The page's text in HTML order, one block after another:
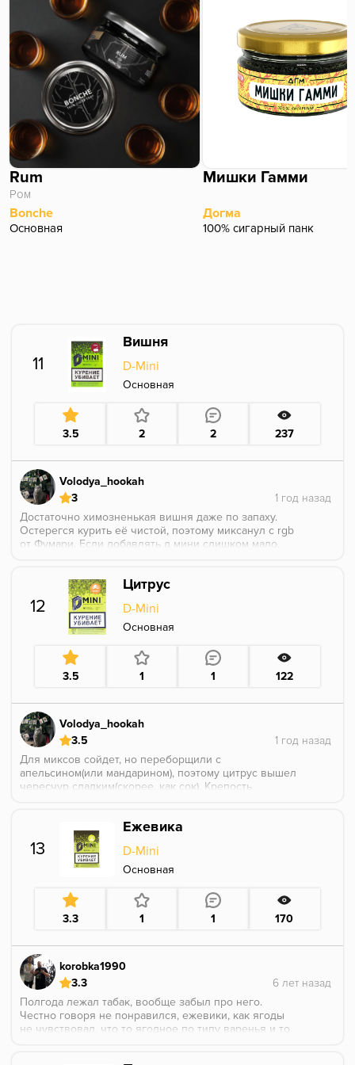
P.P.S. D-mini, свяжитесь со мной, я соскучился 🥺
Rum
Ром
Bonche
Основная
Мишки Гамми
Догма
100% сигарный панк
11
Вишня
D-Mini
Основная
3.5 2 2 237
Volodya_hookah
3
Достаточно химозненькая вишня даже по запаху.
Остерегся курить её чистой, поэтому миксанул с rgb
от Фумари. Если добавлять д мини слишком мало,
приятный вишневый вкус. В общем, любителям
мыла рекомендую, остальным не советую.
Конкретно подпортил мне общее впечатление о
табаке данный экземпляр
12
Цитрус
D-Mini
Основная
3.5 1 1 122
Volodya_hookah
3.5
Для миксов сойдет, но переборщили с
апельсином(или мандарином), поэтому цитрус вышел
чересчур сладким(скорее, как сок). Крепость
13
Ежевика
D-Mini
Основная
3.3 1 1 170
korobka1990
3.3
Полгода лежал табак, вообще забыл про него.
Честно говоря не понравился, ежевики, как ягоды
не чувствовал, что то ягодное по типу варенья и то